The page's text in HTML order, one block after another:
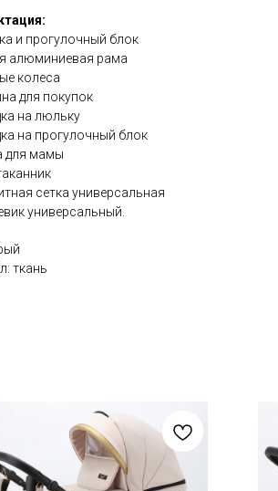
и прогулочный блок
алюминиевая рама
колеса
для покупок
на люльку
на прогулочный блок
для мамы
сетка универсальная
универсальный.
ткань